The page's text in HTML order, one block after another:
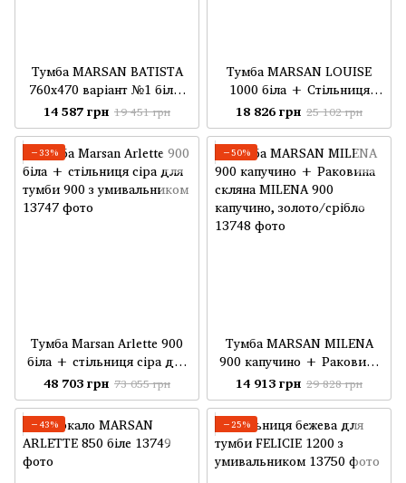
Тумба MARSAN BATISTA
760х470 варіант №1 біла/
матова + стільниця
акриловий камінь 760 під
настільний умивальник
біла/матова
14 587 грн 19 451 грн
Тумба MARSAN LOUISE
1000 біла + Стільниця
акриловий камінь 1000 під
настільний умивальник
центр білий, без
умивальника
18 826 грн 25 102 грн
−33%
Тумба Marsan Arlette 900
біла + стільниця сіра для
тумби 900 з умивальником
48 703 грн 73 055 грн
−50%
Тумба MARSAN MILENA
900 капучино + Раковина
скляна MILENA 900
капучино, золото/срібло
14 913 грн 29 828 грн
−43% −25%